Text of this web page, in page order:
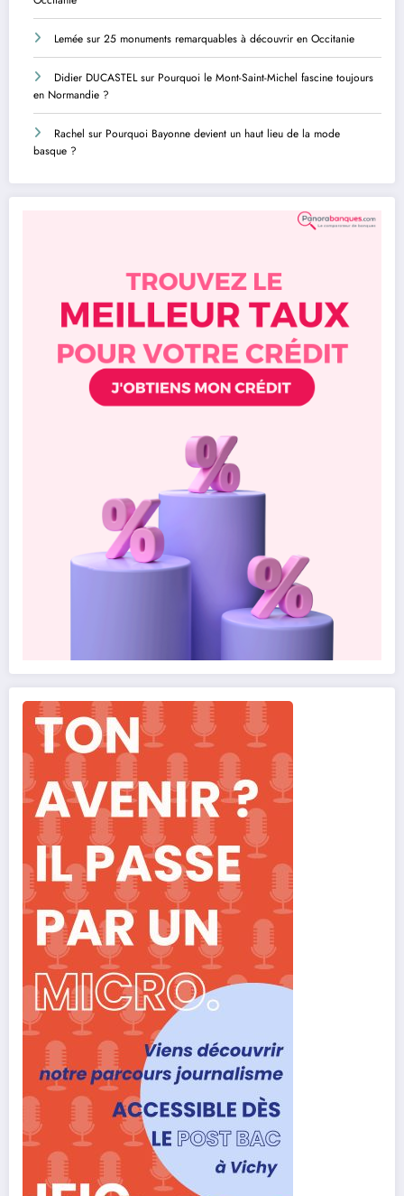
Lemée sur 25 monuments remarquables à découvrir en Occitanie
Didier DUCASTELsur Pourquoi le Mont-Saint-Michel fascine toujours
en Normandie ?
Rachel sur Pourquoi Bayonne devient un haut lieu de la mode
basque ?